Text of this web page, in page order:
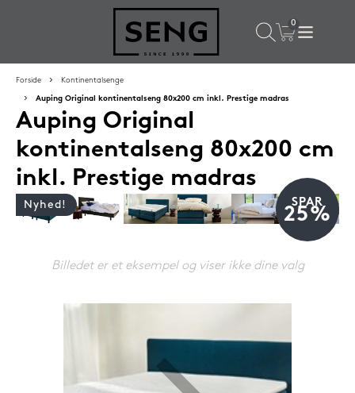
Forside Kontinentalsenge
Auping Original kontinentalseng 80x200 cm inkl. Prestige madras
Auping Original
kontinentalseng 80x200 cm
inkl. Prestige madras
Billedet er et eksempel og viser ikke dine valg
SPAR
25%
Nyhed!